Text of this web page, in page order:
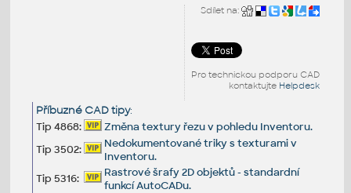
Sdílet na:
Pro technickou podporu CAD
kontaktujte Helpdesk
Příbuzné CAD tipy:
Tip 4868:
Změna textury řezu v pohledu Inventoru.
Tip 3502:
Nedokumentované triky s texturami v
Inventoru.
Tip 5316:
Rastrové šrafy 2D objektů - standardní
funkcí AutoCADu.